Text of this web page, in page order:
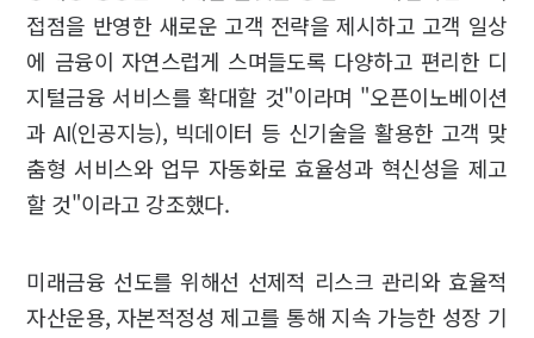
접점을 반영한 새로운 고객 전략을 제시하고 고객 일상
에 금융이 자연스럽게 스며들도록 다양하고 편리한 디
지털금융 서비스를 확대할 것"이라며 "오픈이노베이션
과 AI(인공지능), 빅데이터 등 신기술을 활용한 고객 맞
춤형 서비스와 업무 자동화로 효율성과 혁신성을 제고
할 것"이라고 강조했다.
미래금융 선도를 위해선 선제적 리스크 관리와 효율적
자산운용, 자본적정성 제고를 통해 지속 가능한 성장 기